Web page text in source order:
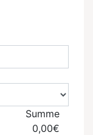
Summe
0,00€